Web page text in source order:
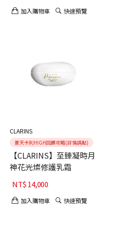
加入購物車 快速預覽
CLARINS
夏天卡利HIGH回饋攻略(詳情請點)
【CLARINS】至臻凝時月
神花光燦修護乳霜
NT$14,000
加入購物車 快速預覽